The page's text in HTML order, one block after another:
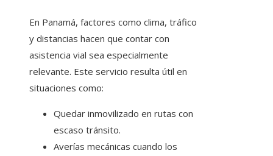
En Panamá, factores como clima, tráfico
y distancias hacen que contar con
asistencia vial sea especialmente
relevante. Este servicio resulta útil en
situaciones como:
Quedar inmovilizado en rutas con
escaso tránsito.
Averías mecánicas cuando los